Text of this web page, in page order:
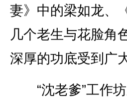
妻》中的梁如龙、
几个老生与花脸角
深厚的功底受到广
“沈老爹”工作坊